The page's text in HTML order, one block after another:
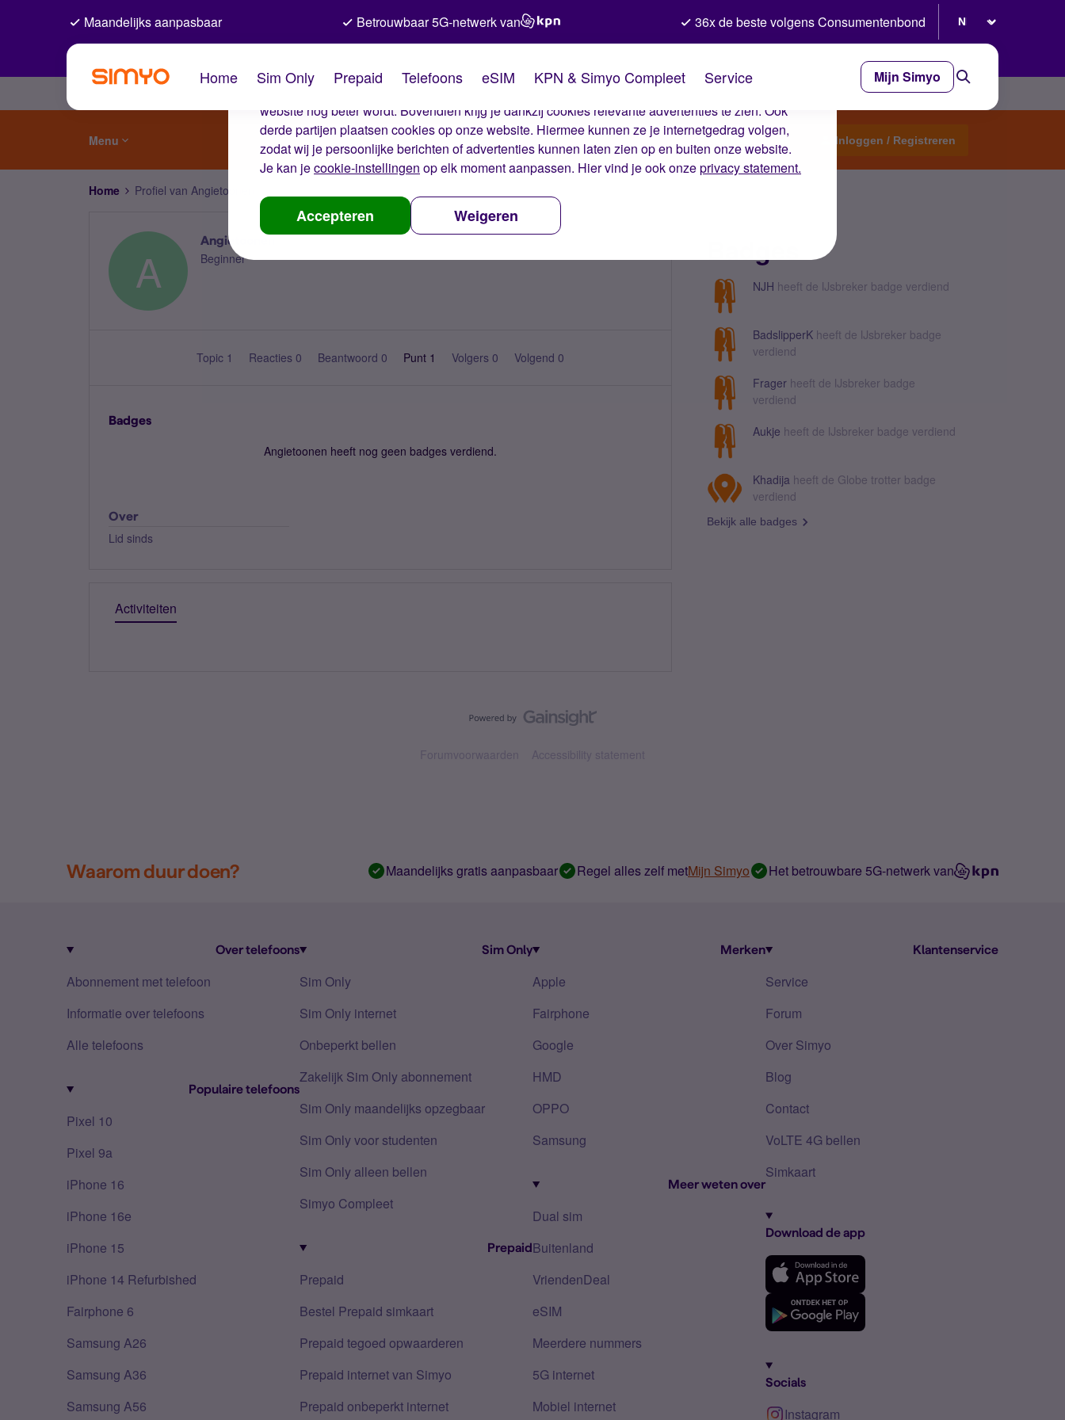
De cookies van Simyo
Wij gebruiken cookies op onze website. Met deze cookies zorgen wij ervoor dat je ervaring op de
website nog beter wordt. Bovendien krijg je dankzij cookies relevante advertenties te zien. Ook
derde partijen plaatsen cookies op onze website. Hiermee kunnen ze je internetgedrag volgen,
zodat wij je persoonlijke berichten of advertenties kunnen laten zien op en buiten onze website.
Je kan jecookie-instellingen op elk moment aanpassen. Hier vind je ook onzeprivacy statement.
Accepteren Weigeren
Maandelijks aanpasbaar Betrouwbaar 5G-netwerk van 36x de beste volgens Consumentenbond
Home Sim Only Prepaid Telefoons eSIM KPN & Simyo Compleet Service Mijn Simyo
Menu Start een topic Inloggen / Registreren
Home Profiel van Angietoonen
A
Angietoonen
Beginner
Topic 1 Reacties 0 Beantwoord 0 Punt 1 Volgers 0 Volgend 0
Badges
Angietoonen heeft nog geen badges verdiend.
Over
Lid sinds
Activiteiten
NJH heeft de IJsbreker badge verdiend
BadslipperK heeft de IJsbreker badge
verdiend
Frager heeft de IJsbreker badge
verdiend
Aukje heeft de IJsbreker badge verdiend
Khadija heeft de Globe trotter badge
verdiend
Bekijk alle badges
Forumvoorwaarden Accessibility statement
Waarom duur doen? Maandelijks gratis aanpasbaar Regel alles zelf metMijn Simyo Het betrouwbare 5G-netwerk van
Over telefoons
Abonnement met telefoon
Informatie over telefoons
Alle telefoons
Populaire telefoons
Pixel 10
Pixel 9a
iPhone 16
iPhone 16e
iPhone 15
iPhone 14 Refurbished
Fairphone 6
Samsung A26
Samsung A36
Samsung A56
Sim Only
Sim Only
Sim Only internet
Onbeperkt bellen
Zakelijk Sim Only abonnement
Sim Only maandelijks opzegbaar
Sim Only voor studenten
Sim Only alleen bellen
Simyo Compleet
Prepaid
Prepaid
Bestel Prepaid simkaart
Prepaid tegoed opwaarderen
Prepaid internet van Simyo
Prepaid onbeperkt internet
Merken
Apple
Fairphone
Google
HMD
OPPO
Samsung
Meer weten over
Dual sim
Buitenland
VriendenDeal
eSIM
Meerdere nummers
5G internet
Mobiel internet
Klantenservice
Service
Forum
Over Simyo
Blog
Contact
VoLTE 4G bellen
Simkaart
Download de app
Socials
Instagram